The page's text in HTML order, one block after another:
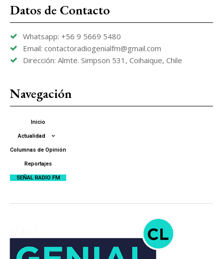
Datos de Contacto
Whatsapp: +56 9 5669 5480
Email: contactoradiogenialfm@gmail.com
Dirección: Almte. Simpson 531, Coihaique, Chile
Navegación
Inicio
Actualidad
Columnas de Opinión
Reportajes
SEÑAL RADIO FM